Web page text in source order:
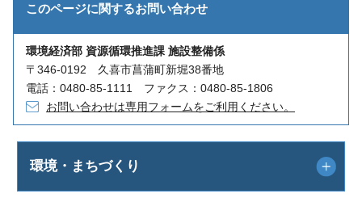
このページに関するお問い合わせ
環境経済部 資源循環推進課 施設整備係
〒346-0192 久喜市菖蒲町新堀38番地
電話：0480-85-1111 ファクス：0480-85-1806
お問い合わせは専用フォームをご利用ください。
環境・まちづくり